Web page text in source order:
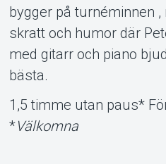
bygger på turnéminnen
skratt och humor där
med gitarr och piano
bästa.
1,5 timme utan paus*
*Välkomna